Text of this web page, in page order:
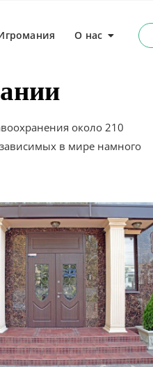
О нас
около 210
в мире намного